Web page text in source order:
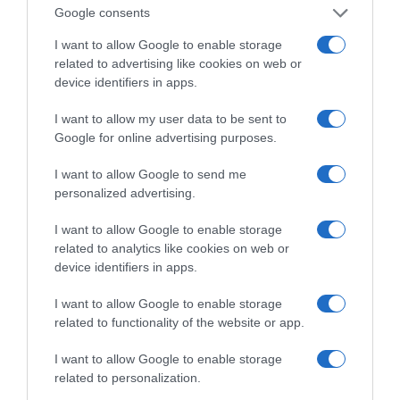
Google consents
I want to allow Google to enable storage
related to advertising like cookies on web or
device identifiers in apps.
I want to allow my user data to be sent to
Google for online advertising purposes.
I want to allow Google to send me
personalized advertising.
I want to allow Google to enable storage
related to analytics like cookies on web or
device identifiers in apps.
I want to allow Google to enable storage
related to functionality of the website or app.
I want to allow Google to enable storage
related to personalization.
8,517, το έλλειμμα του προϋπολογισμού το
πεντάμηνο Ιανουαρίου – Μαΐου 2005!
«Πτυσσόμενο» φαίνεται ότι ήταν και αυτό του
νοσοκομείων, εκεί κι αν γίνονται αλχημείες…
Πώς αλλιώς να βγουν τα νούμερα;
Ξεκίνησε τη λειτουργία του ο Μεσολαβητής
Θέλουμε να πιστεύουμε πως, σε αντίθεση με
ό,τι συνέβαινε στο παρελθόν, θα είναι μια
βοηθά τους καταναλωτές με εξωδικαστικούς
Τελικά, τα Διεθνή Λογιστικά Πρότυπα δεν